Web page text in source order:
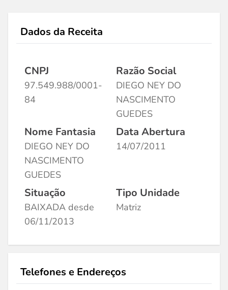
Dados da Receita
CNPJ
97.549.988/0001-
84
Razão Social
DIEGO NEY DO
NASCIMENTO
GUEDES
Nome Fantasia
DIEGO NEY DO
NASCIMENTO
GUEDES
Data Abertura
14/07/2011
Situação
BAIXADA desde
06/11/2013
Tipo Unidade
Matriz
Telefones e Endereços